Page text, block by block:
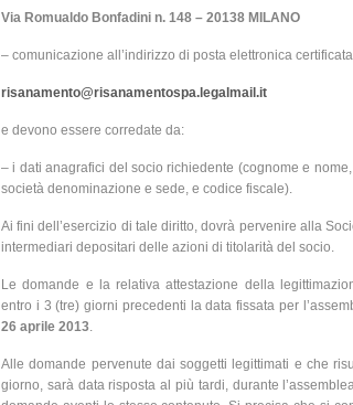
Via Romualdo Bonfadini n. 148 – 20138 MILANO
– comunicazione all’indirizzo di posta elettronica
risanamento@risanamentospa.legalmail.it
e devono essere corredate da:
– i dati anagrafici del socio richiedente (cognome e
società denominazione e sede, e codice fiscale).
Ai fini dell’esercizio di tale diritto, dovrà pervenire alla
intermediari depositari delle azioni di titolarità del socio.
Le domande e la relativa attestazione della
entro i 3 (tre) giorni precedenti la data fissata per
26 aprile 2013.
Alle domande pervenute dai soggetti legittimati e che
giorno, sarà data risposta al più tardi, durante